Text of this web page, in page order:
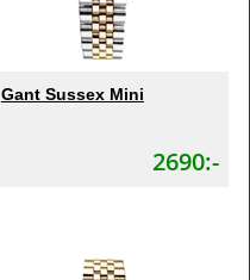
Gant Sussex Mini
2690:-